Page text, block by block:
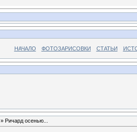
НАЧАЛО ФОТОЗАРИСОВКИ СТАТЬИ
» Ричард осенью...